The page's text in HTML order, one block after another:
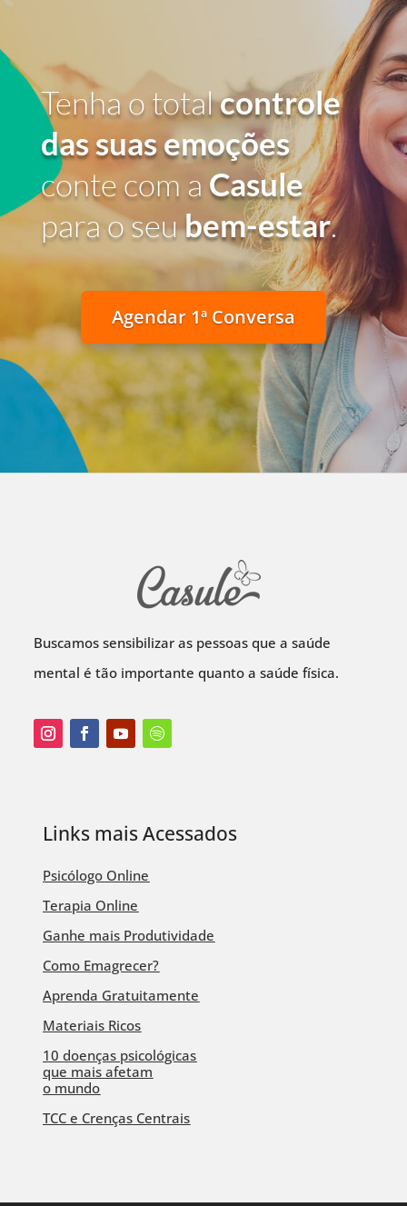
Tenha o totalcontrole
das suas emoções
conte com a Casule
para o seubem-estar.
Agendar 1ª Conversa
Buscamos sensibilizar as pessoas que a saúde
mental é tão importante quanto a saúde física.
Links mais Acessados
Psicólogo Online
Terapia Online
Ganhe mais Produtividade
Como Emagrecer?
Aprenda Gratuitamente
Materiais Ricos
10 doenças psicológicas
que mais afetam
o mundo
TCC e Crenças Centrais